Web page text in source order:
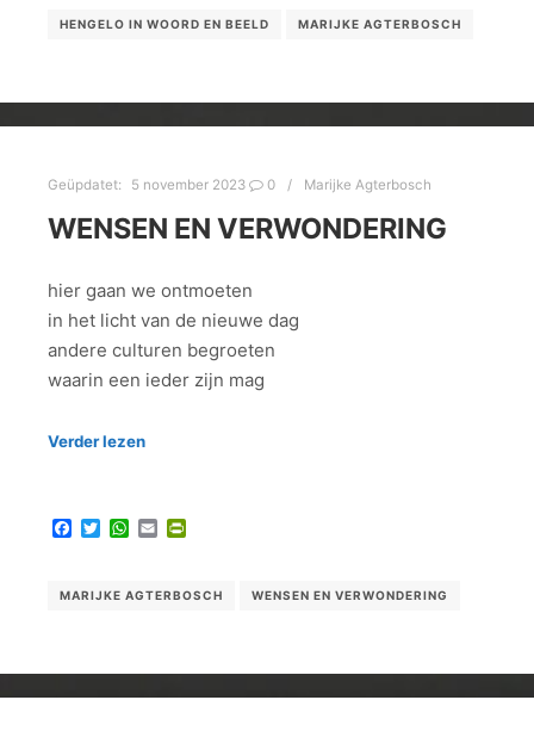
HENGELO IN WOORD EN BEELD MARIJKE AGTERBOSCH
Geüpdatet: 5 november 2023 0 Marijke Agterbosch
WENSEN EN VERWONDERING
hier gaan we ontmoeten
in het licht van de nieuwe dag
andere culturen begroeten
waarin een ieder zijn mag
Verder lezen
Facebook
TwitterWhatsApp
Email
MARIJKE AGTERBOSCH WENSEN EN VERWONDERING